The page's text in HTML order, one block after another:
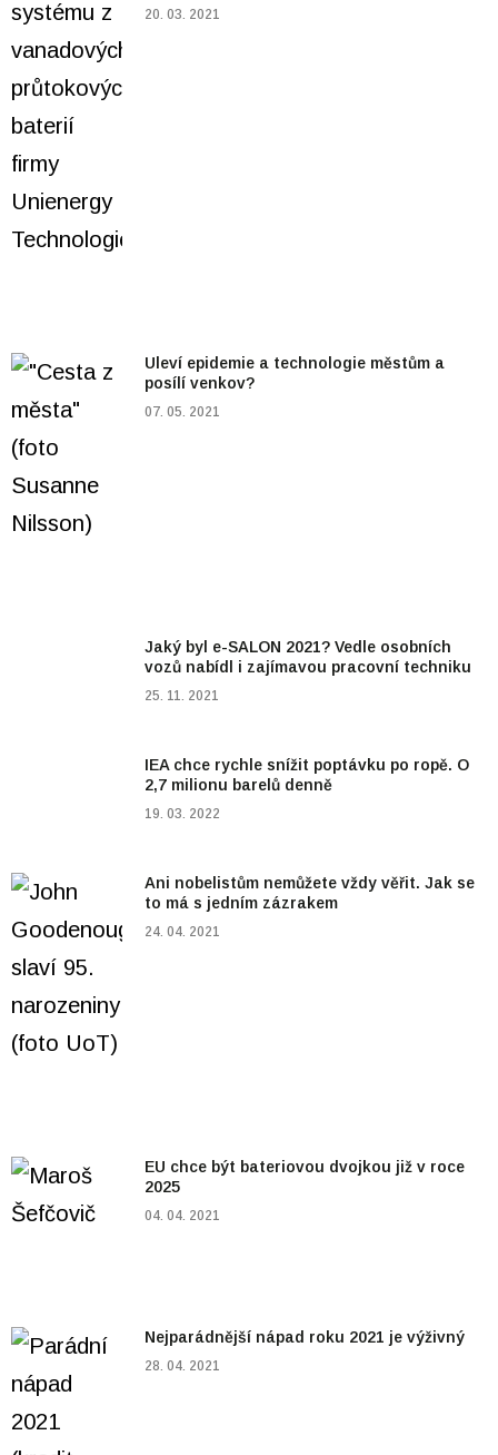
20. 03. 2021
Uleví epidemie a technologie městům a
posílí venkov?
07. 05. 2021
Jaký byl e-SALON 2021? Vedle osobních
vozů nabídl i zajímavou pracovní techniku
25. 11. 2021
IEA chce rychle snížit poptávku po ropě. O
2,7 milionu barelů denně
19. 03. 2022
Ani nobelistům nemůžete vždy věřit. Jak se
to má s jedním zázrakem
24. 04. 2021
EU chce být bateriovou dvojkou již v roce
2025
04. 04. 2021
Nejparádnější nápad roku 2021 je výživný
28. 04. 2021